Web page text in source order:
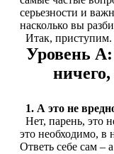
НАЗАД
Бустеры тестостерона
Антиоксиданты
USN
Vitauct
WTF LABZ
Свой Путь
серьезности и
насколько вы
Итак, приступим.
Уровень
1. А это не
Нет, парень, это
это необходимо, в
Ответь себе сам –